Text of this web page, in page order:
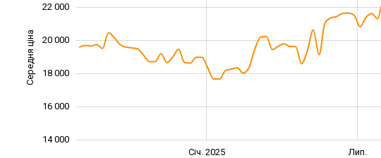
Середня ціна
14 000
16 000
18 000
20 000
22 000
Січ. 2025 Лип.